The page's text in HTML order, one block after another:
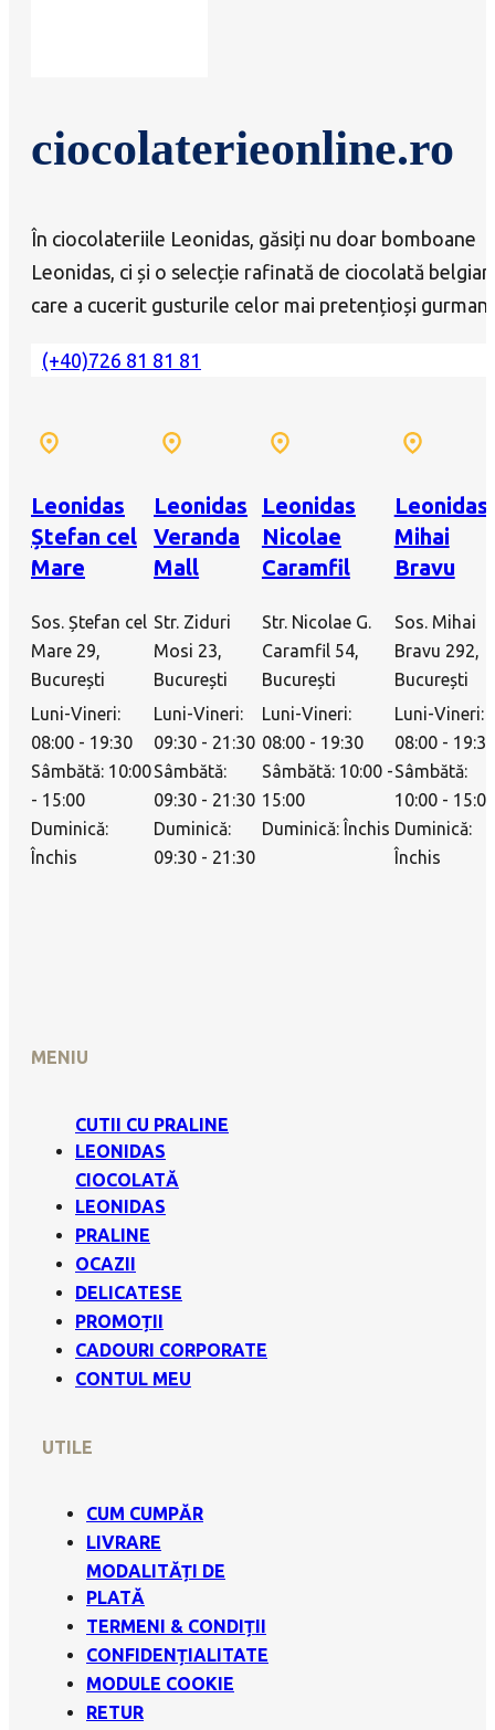
ciocolaterieonline.ro
În ciocolateriile Leonidas, găsiți nu doar bomboane
Leonidas, ci și o selecție rafinată de ciocolată
care a cucerit gusturile celor mai pretențioși
(+40)726 81 81 81
Leonidas
Ștefan cel
Mare
Sos. Ștefan cel
Mare 29,
București
Luni-Vineri:
08:00 - 19:30
Sâmbătă: 10:00
- 15:00
Duminică:
Închis
Leonidas
Veranda
Mall
Str. Ziduri
Mosi 23,
București
Luni-Vineri:
09:30 - 21:30
Sâmbătă:
09:30 - 21:30
Duminică:
09:30 - 21:30
Leonidas
Nicolae
Caramfil
Str. Nicolae G.
Caramfil 54,
București
Luni-Vineri:
08:00 - 19:30
Sâmbătă: 10:00 -
15:00
Duminică: Închis
Leonidas
Mihai
Bravu
Sos. Mihai
Bravu 292,
București
Luni-Vineri:
08:00 - 19:30
Sâmbătă:
10:00 - 15:00
Duminică:
Închis
MENIU
CUTII CU PRALINE
LEONIDAS
CIOCOLATĂ
LEONIDAS
PRALINE
OCAZII
DELICATESE
PROMOȚII
CADOURI CORPORATE
CONTUL MEU
UTILE
CUM CUMPĂR
LIVRARE
MODALITĂȚI DE
PLATĂ
TERMENI & CONDIȚII
CONFIDENȚIALITATE
MODULE COOKIE
RETUR